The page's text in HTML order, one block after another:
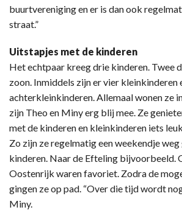
buurtvereniging en er is dan ook
straat.”
Uitstapjes met de kinderen
Het echtpaar kreeg drie kinderen. Twee
zoon. Inmiddels zijn er vier kleinkinderen
achterkleinkinderen. Allemaal wonen ze
zijn Theo en Miny erg blij mee. Ze
met de kinderen en kleinkinderen iets
Zo zijn ze regelmatig een weekendje
kinderen. Naar de Efteling bijvoorbeeld.
Oostenrijk waren favoriet. Zodra de
gingen ze op pad. “Over die tijd wordt
Miny.